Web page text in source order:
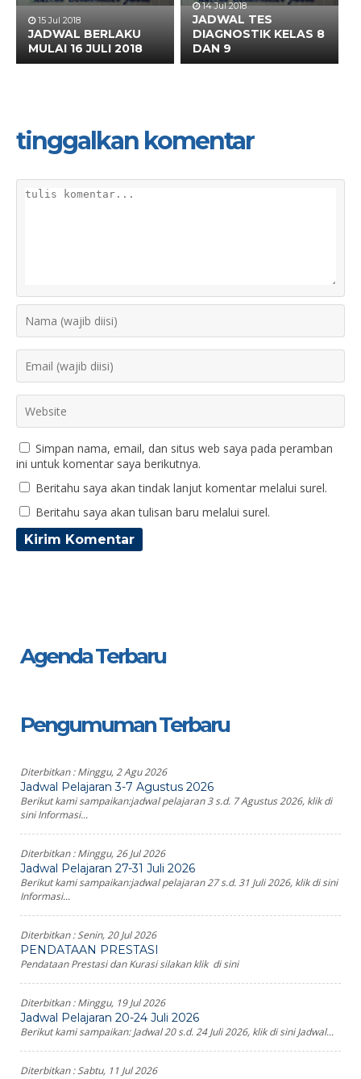
15 Jul 2018
JADWAL BERLAKU
MULAI 16 JULI 2018
14 Jul 2018
JADWAL TES
DIAGNOSTIK KELAS 8
DAN 9
tinggalkan komentar
Simpan nama, email, dan situs web saya pada peramban
ini untuk komentar saya berikutnya.
Beritahu saya akan tindak lanjut komentar melalui surel.
Beritahu saya akan tulisan baru melalui surel.
Agenda Terbaru
Pengumuman Terbaru
Diterbitkan :Minggu, 2 Agu 2026
Jadwal Pelajaran 3-7 Agustus 2026
Berikut kami sampaikan:jadwal pelajaran 3 s.d. 7 Agustus 2026, klik di
sini Informasi...
Diterbitkan :Minggu, 26 Jul 2026
Jadwal Pelajaran 27-31 Juli 2026
Berikut kami sampaikan:jadwal pelajaran 27 s.d. 31 Juli 2026, klik di sini
Informasi...
Diterbitkan :Senin, 20 Jul 2026
PENDATAAN PRESTASI
Pendataan Prestasi dan Kurasi silakan klik di sini
Diterbitkan :Minggu, 19 Jul 2026
Jadwal Pelajaran 20-24 Juli 2026
Berikut kami sampaikan: Jadwal 20 s.d. 24 Juli 2026, klik di sini Jadwal...
Diterbitkan :Sabtu, 11 Jul 2026